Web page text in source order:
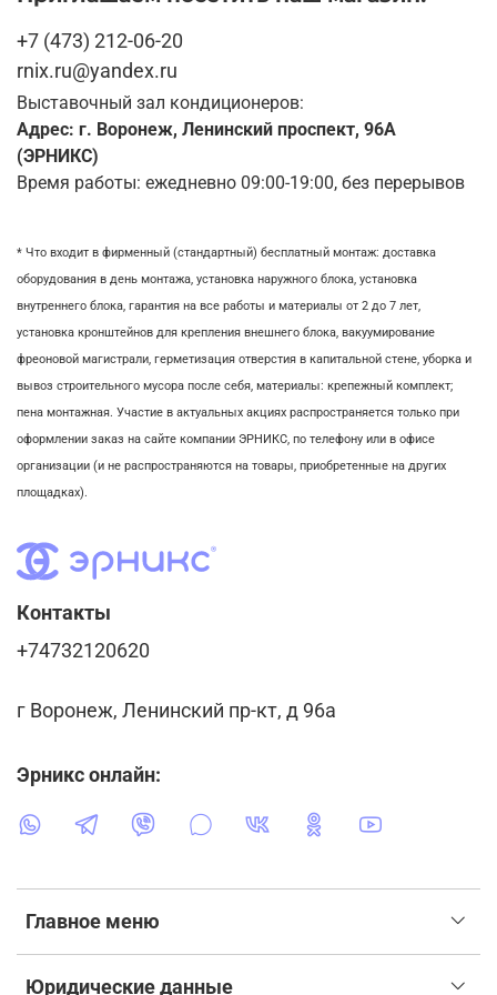
+7 (473) 212-06-20
rnix.ru@yandex.ru
Выставочный зал кондиционеров:
Адрес: г. Воронеж, Ленинский проспект, 96А
(ЭРНИКС)
Время работы: ежедневно 09:00-19:00, без перерывов
* Что входит в фирменный (стандартный) бесплатный монтаж: доставка
оборудования в день монтажа, установка наружного блока, установка
внутреннего блока, гарантия на все работы и материалы от 2 до 7 лет,
установка кронштейнов для крепления внешнего блока, вакуумирование
фреоновой магистрали, герметизация отверстия в капитальной стене, уборка и
вывоз строительного мусора после себя, материалы: крепежный комплект;
пена монтажная. Участие в актуальных акциях распространяется только при
оформлении заказ на сайте компании ЭРНИКС, по телефону или в офисе
организации (и не распространяются на товары, приобретенные на других
площадках).
Главное меню
Юридические данные
Контакты
+74732120620
г Воронеж, Ленинский пр-кт, д 96а
Эрникс онлайн: